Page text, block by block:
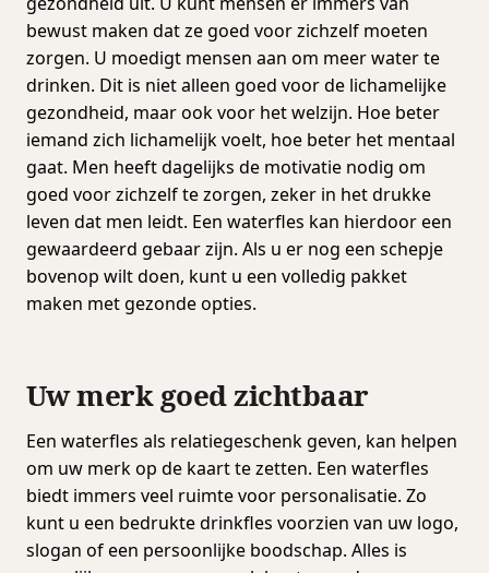
bewust maken dat ze goed voor zichzelf moeten
zorgen. U moedigt mensen aan om meer water te
drinken. Dit is niet alleen goed voor de lichamelijke
gezondheid, maar ook voor het welzijn. Hoe beter
iemand zich lichamelijk voelt, hoe beter het mentaal
gaat. Men heeft dagelijks de motivatie nodig om
goed voor zichzelf te zorgen, zeker in het drukke
leven dat men leidt. Een waterfles kan hierdoor een
gewaardeerd gebaar zijn. Als u er nog een schepje
bovenop wilt doen, kunt u een volledig pakket
maken met gezonde opties.
Uw merk goed zichtbaar
Een waterfles als relatiegeschenk geven, kan helpen
om uw merk op de kaart te zetten. Een waterfles
biedt immers veel ruimte voor personalisatie. Zo
kunt u een bedrukte drinkfles voorzien van uw logo,
slogan of een persoonlijke boodschap. Alles is